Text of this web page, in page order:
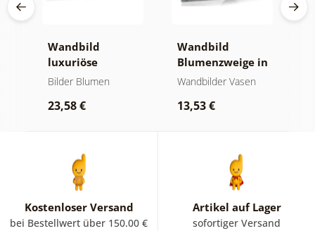
Wandbild
luxuriöse
blumenharmonie
Bilder Blumen
23,58 €
Wandbild
Blumenzweige in
einer schwarzen
Wandbilder Vasen
13,53 €
Kostenloser Versand
bei Bestellwert über 150.00 €
Artikel auf Lager
sofortiger Versand